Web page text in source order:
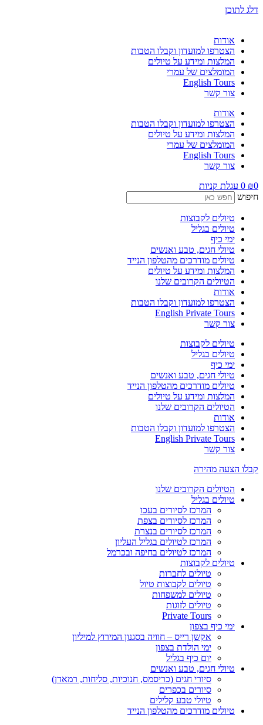
דלג לתוכן
אודות
הצטרפו למועדון וקבלו הטבות
המלצות ומידע על טיולים
המומלצים של עמרי
English Tours
צור קשר
אודות
הצטרפו למועדון וקבלו הטבות
המלצות ומידע על טיולים
המומלצים של עמרי
English Tours
צור קשר
₪
0 עגלת קניות
חיפוש
טיולים לקבוצות
טיולים בגליל
ימי כיף
טיולי חגים, טבע ואנשים
טיולים מודרכים מהטלפון הנייד
המלצות ומידע על טיולים
הטיולים הקרובים שלנו
אודות
הצטרפו למועדון וקבלו הטבות
English Private Tours
צור קשר
טיולים לקבוצות
טיולים בגליל
ימי כיף
טיולי חגים, טבע ואנשים
טיולים מודרכים מהטלפון הנייד
המלצות ומידע על טיולים
הטיולים הקרובים שלנו
אודות
הצטרפו למועדון וקבלו הטבות
English Private Tours
צור קשר
קבלו הצעה מהירה
הטיולים הקרובים שלנו
טיולים בגליל
המרכז לסיורים בעכו
המרכז לסיורים בצפת
המרכז לסיורים בנצרת
המרכז לטיולים בגליל העליון
המרכז לטיולים בחיפה ובכרמל
טיולים לקבוצות
טיולים לחברות
טיולים לקבוצות טיול
טיולים למשפחות
טיולים לזוגות
Private Tours
ימי כיף בצפון
אקשן רייס – חוויה בסגנון המירוץ למיליון
ימי הולדת בצפון
יום כיף בגליל
טיולי חגים, טבע ואנשים
סיורי חגים (כריסמס, חנוכיות, סליחות, רמאדן)
סיורים בכפרים
טיולי טבע קלילים
טיולים מודרכים מהטלפון הנייד